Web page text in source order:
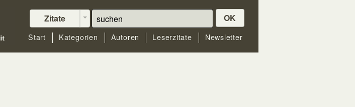
Zitate OK
Start Kategorien Autoren Leserzitate Newsletter